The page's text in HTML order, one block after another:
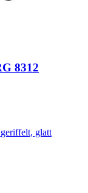
8312
geriffelt, glatt